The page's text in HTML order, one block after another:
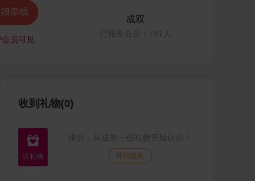
牵线
会员可见
成双
已服务会员：797人
收到礼物(0)
 缘分，从送第一份礼物开始认识！
开始送礼